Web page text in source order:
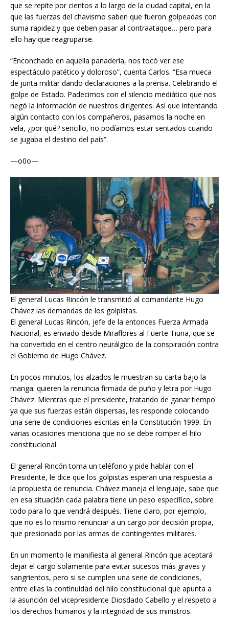
que se repite por cientos a lo largo de la ciudad capital, en la
que las fuerzas del chavismo saben que fueron golpeadas con
suma rapidez y que deben pasar al contraataque… pero para
ello hay que reagruparse.
“Enconchado en aquella panadería, nos tocó ver ese
espectáculo patético y doloroso”, cuenta Carlos. “Esa mueca
de junta militar dando declaraciones a la prensa. Celebrando el
golpe de Estado. Padecimos con el silencio mediático que nos
negó la información de nuestros dirigentes. Así que intentando
algún contacto con los compañeros, pasamos la noche en
vela, ¿por qué? sencillo, no podíamos estar sentados cuando
se jugaba el destino del país”.
—o0o—
El general Lucas Rincón le transmitió al comandante Hugo
Chávez las demandas de los golpistas.
El general Lucas Rincón, jefe de la entonces Fuerza Armada
Nacional, es enviado desde Miraflores al Fuerte Tiuna, que se
ha convertido en el centro neurálgico de la conspiración contra
el Gobierno de Hugo Chávez.
En pocos minutos, los alzados le muestran su carta bajo la
manga: quieren la renuncia firmada de puño y letra por Hugo
Chávez. Mientras que el presidente, tratando de ganar tiempo
ya que sus fuerzas están dispersas, les responde colocando
una serie de condiciones escritas en la Constitución 1999. En
varias ocasiones menciona que no se debe romper el hilo
constitucional.
El general Rincón toma un teléfono y pide hablar con el
Presidente, le dice que los golpistas esperan una respuesta a
la propuesta de renuncia. Chávez maneja el lenguaje, sabe que
en esa situación cada palabra tiene un peso específico, sobre
todo para lo que vendrá después. Tiene claro, por ejemplo,
que no es lo mismo renunciar a un cargo por decisión propia,
que presionado por las armas de contingentes militares.
En un momento le manifiesta al general Rincón que aceptará
dejar el cargo solamente para evitar sucesos más graves y
sangrientos, pero si se cumplen una serie de condiciones,
entre ellas la continuidad del hilo constitucional que apunta a
la asunción del vicepresidente Diosdado Cabello y el respeto a
los derechos humanos y la integridad de sus ministros.